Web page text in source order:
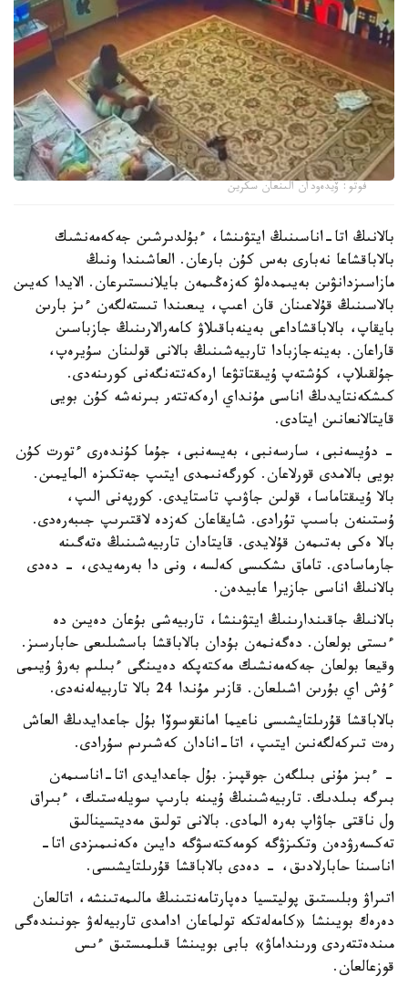
فوتو: ۆيدەودان الىنعان سكرين
بالانىڭ اتا-اناسىنىڭ ايتۋىنشا، ءبۇلدىرشىن جەكەمەنشىك
بالاباقشاعا نەبارى بەس كۇن بارعان. العاشىندا ونىڭ
مازاسىزدانۋىن بەيىمدەلۋ كەزەڭىمەن بايلانىستىرعان. الايدا كەيىن
بالاسىنىڭ قۇلاعىنان قان اعىپ، يىعىندا تىستەلگەن ءىز بارىن
بايقاپ، بالاباقشاداعى بەينەباقىلاۋ كامەرالارىنىڭ جازباسىن
قاراعان. بەينەجازبادا تاربيەشىنىڭ بالانى قولىنان سۇيرەپ،
جۇلقىلاپ، كۇشتەپ ۇيىقتاتۋعا ارەكەتتەنگەنى كورىنەدى.
كىشكەنتايدىڭ اناسى مۇنداي ارەكەتتەر بىرنەشە كۇن بويى
قايتالانعانىن ايتادى.
- دۇيسەنبى، سارسەنبى، بەيسەنبى، جۇما كۇندەرى ءتورت كۇن
بويى بالامدى قورلاعان. كورگەنىمدى ايتىپ جەتكىزە المايمىن.
بالا ۇيىقتاماسا، قولىن جاۋىپ تاستايدى. كورپەنى الىپ،
ۇستىنەن باسىپ تۇرادى. شايقاعان كەزدە لاقتىرىپ جىبەرەدى.
بالا ەكى بەتىمەن قۇلايدى. قايتادان تاربيەشىنىڭ ەتەگىنە
جارماسادى. تاماق ىشكىسى كەلسە، ونى دا بەرمەيدى، - دەدى
بالانىڭ اناسى جازيرا عابيدەن.
بالانىڭ جاقىندارىنىڭ ايتۋىنشا، تاربيەشى بۇعان دەيىن دە
ءىستى بولعان. دەگەنمەن بۇدان بالاباقشا باسشىلىعى حابارسىز.
وقيعا بولعان جەكەمەنشىك مەكتەپكە دەيىنگى ءبىلىم بەرۋ ۇيىمى
ءۇش اي بۇرىن اشىلعان. قازىر مۇندا 24 بالا تاربيەلەنەدى.
بالاباقشا قۇرىلتايشىسى ناعيما امانقوسوۆا بۇل جاعدايدىڭ العاش
رەت تىركەلگەنىن ايتىپ، اتا-انادان كەشىرىم سۇرادى.
- ءبىز مۇنى بىلگەن جوقپىز. بۇل جاعدايدى اتا-اناسىمەن
بىرگە بىلدىك. تاربيەشىنىڭ ۇيىنە بارىپ سويلەستىك، ءبىراق
ول ناقتى جاۋاپ بەرە المادى. بالانى تولىق مەديتسينالىق
تەكسەرۋدەن وتكىزۋگە كومەكتەسۋگە دايىن ەكەنىمىزدى اتا-
اناسىنا حابارلادىق، - دەدى بالاباقشا قۇرىلتايشىسى.
اتىراۋ وبلىستىق پوليتسيا دەپارتامەنتىنىڭ مالىمەتىنشە، اتالعان
دەرەك بويىنشا «كامەلەتكە تولماعان ادامدى تاربيەلەۋ جونىندەگى
مىندەتتەردى ورىنداماۋ» بابى بويىنشا قىلمىستىق ءىس
قوزعالعان.